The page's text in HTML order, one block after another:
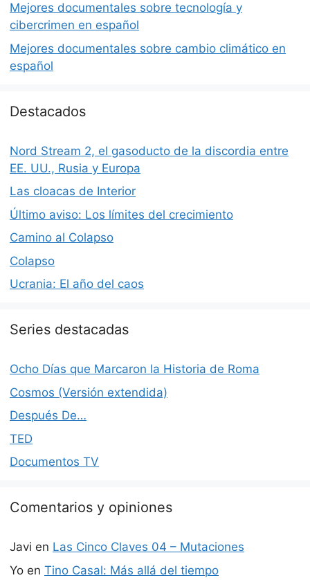
Mejores documentales sobre tecnología y
cibercrimen en español
Mejores documentales sobre cambio climático en
español
Destacados
Nord Stream 2, el gasoducto de la discordia entre
EE. UU., Rusia y Europa
Las cloacas de Interior
Último aviso: Los límites del crecimiento
Camino al Colapso
Colapso
Ucrania: El año del caos
Series destacadas
Ocho Días que Marcaron la Historia de Roma
Cosmos (Versión extendida)
Después De…
TED
Documentos TV
Comentarios y opiniones
Javi en Las Cinco Claves 04 – Mutaciones
Yo en Tino Casal: Más allá del tiempo